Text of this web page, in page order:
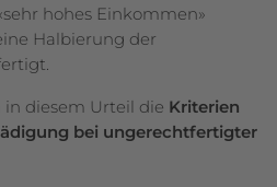
hohes Einkommen»
Halbierung der
diesem Urteil die Kriterien
bei ungerechtfertigter